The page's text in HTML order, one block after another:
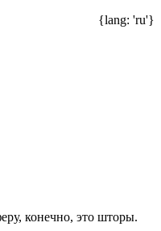
{lang: 'ru'}
конечно, это шторы.